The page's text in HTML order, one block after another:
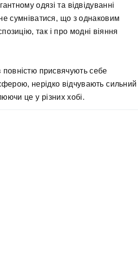
одязі та відвідуванні
сумніватися, що з однаковим
так і про модні віяння
повністю присвячують себе
нерідко відчувають сильний
це у різних хобі.